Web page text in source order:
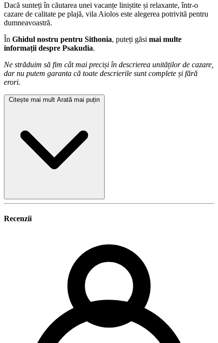
Dacă sunteți în căutarea unei vacanțe liniștite și relaxante, într-o
cazare de calitate pe plajă, vila Aiolos este alegerea potrivită pentru
dumneavoastră.
În Ghidul nostru pentru Sithonia, puteți găsi mai multe
informații despre Psakudia.
Ne străduim să fim cât mai preciși în descrierea unităților de cazare,
dar nu putem garanta că toate descrierile sunt complete și fără
erori.
Citește mai mult Arată mai puțin
Recenzii